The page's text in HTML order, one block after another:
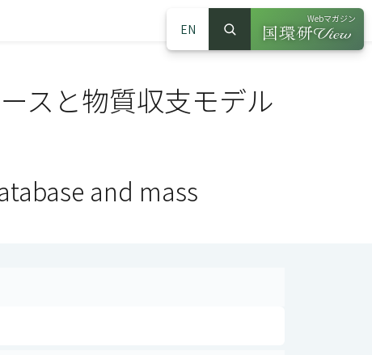
EN
サイト内検索
検索
Webマガジン
（別ウインドウ
スと物質収支モデル
and mass